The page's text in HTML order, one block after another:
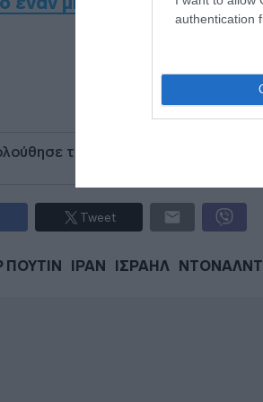
authentication
πηγή
το debater.gr στο Google
Tweet
ΠΟΥΤΙΝ ΙΡΑΝ ΙΣΡΑΗΛ